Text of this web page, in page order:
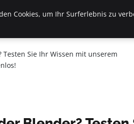
Sie Ihr Wissen mit unserem
Cookies, um Ihr Surferlebnis zu